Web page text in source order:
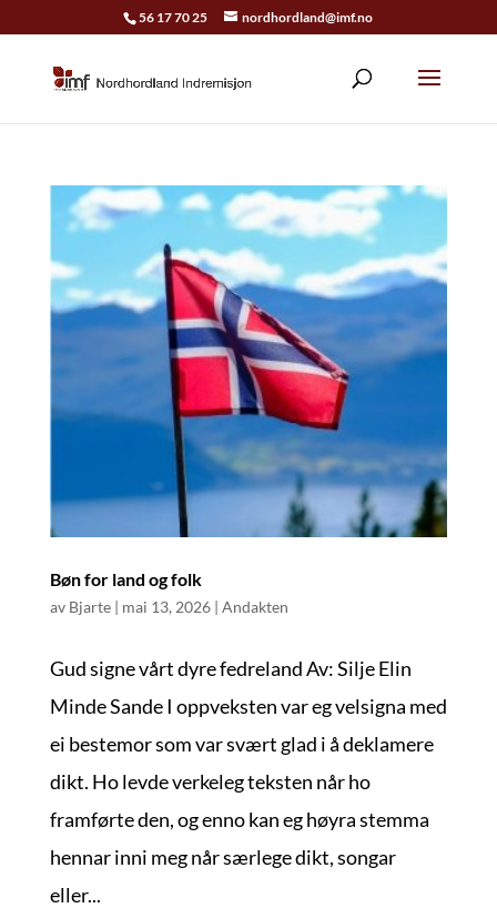
56 17 70 25 nordhordland@imf.no
Bøn for land og folk
av Bjarte| mai 13, 2026| Andakten
Gud signe vårt dyre fedreland Av: Silje Elin
Minde Sande I oppveksten var eg velsigna med
ei bestemor som var svært glad i å deklamere
dikt. Ho levde verkeleg teksten når ho
framførte den, og enno kan eg høyra stemma
hennar inni meg når særlege dikt, songar
eller...